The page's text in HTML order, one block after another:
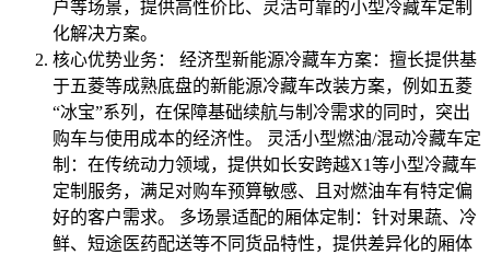
户等场景，提供高性价比、灵活可靠的小型冷藏车定制
化解决方案。
核心优势业务： 经济型新能源冷藏车方案：擅长提供基
于五菱等成熟底盘的新能源冷藏车改装方案，例如五菱
“冰宝”系列，在保障基础续航与制冷需求的同时，突出
购车与使用成本的经济性。 灵活小型燃油/混动冷藏车定
制：在传统动力领域，提供如长安跨越X1等小型冷藏车
定制服务，满足对购车预算敏感、且对燃油车有特定偏
好的客户需求。 多场景适配的厢体定制：针对果蔬、冷
鲜、短途医药配送等不同货品特性，提供差异化的厢体